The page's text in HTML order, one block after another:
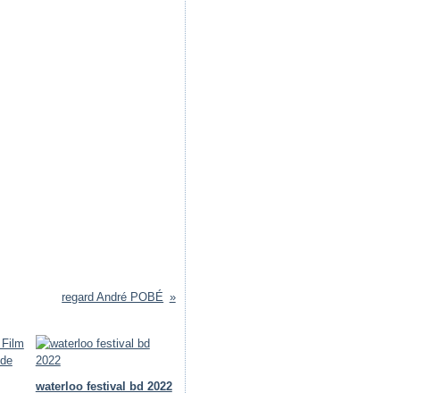
regard André POBÉ
waterloo festival bd 2022